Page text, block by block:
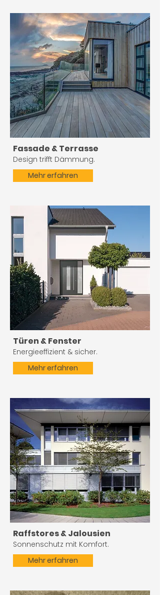
Fassade & Terrasse
Design trifft Dämmung.
Mehr erfahren
Türen & Fenster
Energieeffizient & sicher.
Mehr erfahren
Raffstores & Jalousien
Sonnenschutz mit Komfort.
Mehr erfahren